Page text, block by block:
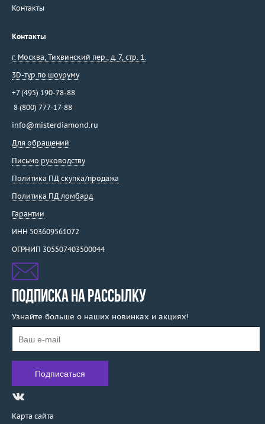
Контакты
Контакты
г. Москва, Тихвинский пер., д. 7, стр. 1.
3D-тур по шоуруму
+7 (495) 190-78-88
8 (800) 777-17-88
info@misterdiamond.ru
Для обращений
Письмо руководству
Политика ПД скупка/продажа
Политика ПД ломбард
Гарантии
ИНН 503609561072
ОГРНИП 305507403500044
ПОДПИСКА НА РАССЫЛКУ
Узнайте больше о наших новинках и акциях!
Карта сайта